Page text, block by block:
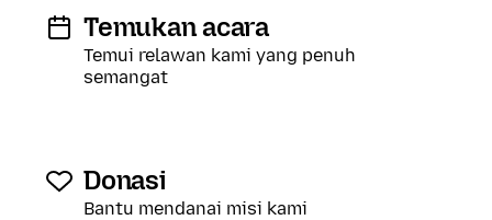
Temukan acara
Temui relawan kami yang penuh
semangat
Donasi
Bantu mendanai misi kami